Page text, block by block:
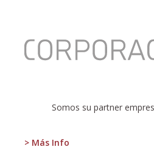
Somos su partner
> Más Info
Mister
Marshall